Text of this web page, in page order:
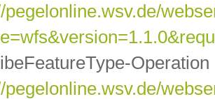
pegelonline.wsv.de/
pegelonline.wsv.de/